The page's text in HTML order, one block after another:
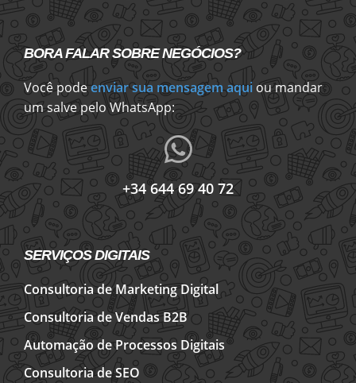
BORA FALAR SOBRE NEGÓCIOS?
Você podeenviar sua mensagem aqui ou mandar
um salve pelo WhatsApp:
+34 644 69 40 72
SERVIÇOS DIGITAIS
Consultoria de Marketing Digital
Consultoria de Vendas B2B
Automação de Processos Digitais
Consultoria de SEO